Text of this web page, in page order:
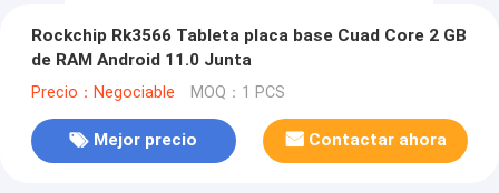
Rockchip Rk3566 Tableta placa base Cuad Core 2 GB
de RAM Android 11.0 Junta
Precio：Negociable MOQ：1 PCS
Mejor precio Contactar ahora